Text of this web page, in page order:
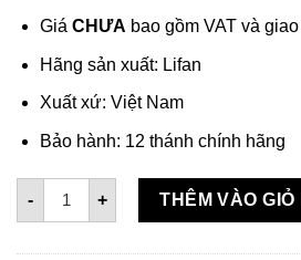
Giá CHƯA bao gồm VAT và
Hãng sản xuất: Lifan
Xuất xứ: Việt Nam
Bảo hành: 12 thánh chính hãng
-
Quạt hút thông gió âm tường
+ THÊM VÀO GIỎ